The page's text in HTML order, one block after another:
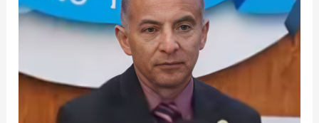
Socorro
en
alerta
sobreocupación